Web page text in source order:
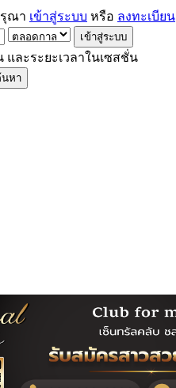
ณา เข้าสู่ระบบ หรือ ลงทะเบียน
และระยะเวลาในเซสชั่น